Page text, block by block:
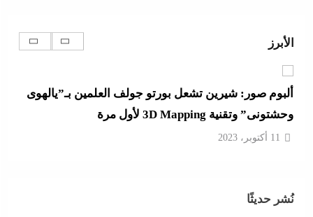
الأبرز
11 أكتوبر، 2023
ألبوم صور: شيرين تشعل بورتو جولف العلمين بـ”يالهوى
وحشتونى” وتقنية 3D Mapping لأول مرة
11 أكتوبر، 2023
بين نقابتى الصحفيين والعمال
نُشر حديثًا